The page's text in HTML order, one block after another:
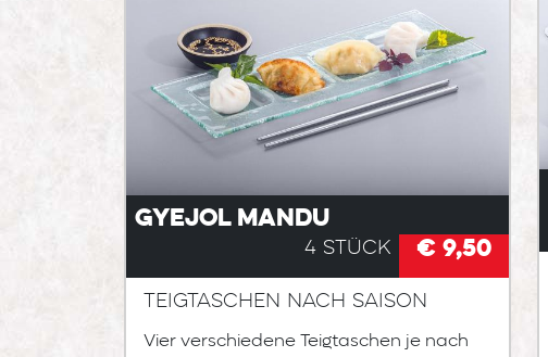
Gyejol Mandu
4 Stück € 9,50
Teigtaschen nach Saison
Vier verschiedene Teigtaschen je nach